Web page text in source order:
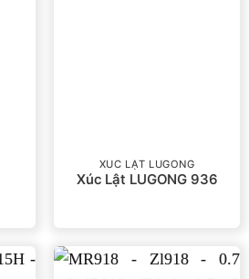
XÚC LẬT LUGONG
Xúc Lật LUGONG 936